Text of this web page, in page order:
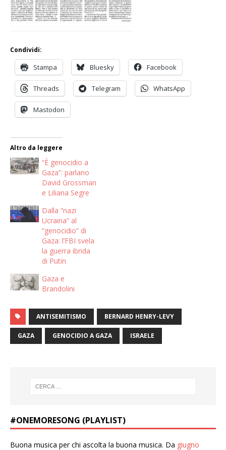
Condividi:
Stampa Bluesky Facebook
Threads Telegram WhatsApp
Mastodon
Altro da leggere
“È genocidio a
Gaza”: parlano
David Grossman
e Liliana Segre
Dalla “nazi
Ucraina” al
“genocidio” di
Gaza: l’FBI svela
la guerra ibrida
di Putin
Gaza e
Brandolini
ANTISEMITISMO BERNARD HENRY-LEVY
GAZA GENOCIDIO A GAZA ISRAELE
#ONEMORESONG (PLAYLIST)
Buona musica per chi ascolta la buona musica. Da giugno